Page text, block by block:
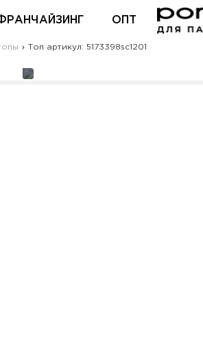
ОПТ
Топ артикул: 5173398sc1201